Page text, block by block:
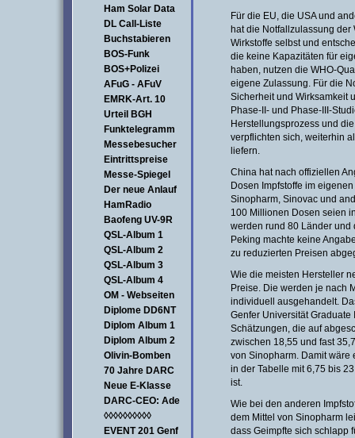
Ham Solar Data
DL Call-Liste
Buchstabieren
BOS-Funk
BOS+Polizei
AFuG - AFuV
EMRK-Art. 10
Urteil BGH
Funktelegramm
Messebesucher
Eintrittspreise
Messe-Spiegel
Der neue Anlauf
HamRadio
Baofeng UV-9R
QSL-Album 1
QSL-Album 2
QSL-Album 3
QSL-Album 4
OM - Webseiten
Diplome DD6NT
Diplom Album 1
Diplom Album 2
Olivin-Bomben
70 Jahre DARC
Neue E-Klasse
DARC-CEO: Ade
◊◊◊◊◊◊◊◊◊◊
EVENT 201 Genf
Für die EU, die USA und
hat die Notfallzulassung
Wirkstoffe selbst und
die keine Kapazitäten für
haben, nutzen die WHO-
eigene Zulassung. Für die
Sicherheit und Wirksamkeit
Phase-II- und Phase-III-
Herstellungsprozess und
verpflichten sich, weiterhin
liefern.
China hat nach offiziellen
Dosen Impfstoffe im
Sinopharm, Sinovac und
100 Millionen Dosen seien
werden rund 80 Länder
Peking machte keine
zu reduzierten Preisen
Wie die meisten Hersteller
Preise. Die werden je nach
individuell ausgehandelt.
Genfer Universität
Schätzungen, die auf
zwischen 18,55 und fast
von Sinopharm. Damit wäre
in der Tabelle mit 6,75 bis
ist.
Wie bei den anderen
dem Mittel von Sinopharm
dass Geimpfte sich schlapp